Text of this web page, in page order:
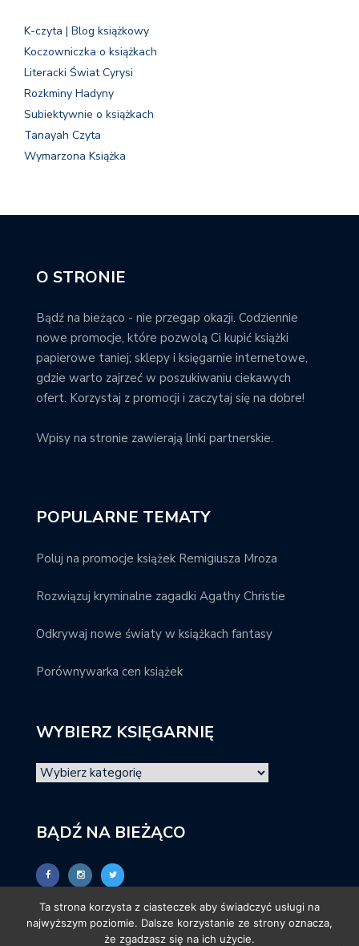
K-czyta | Blog książkowy
Koczowniczka o książkach
Literacki Świat Cyrysi
Rozkminy Hadyny
Subiektywnie o książkach
Tanayah Czyta
Wymarzona Książka
O STRONIE
Bądź na bieżąco - nie przegap okazji. Codziennie
nowe promocje, które pozwolą Ci kupić książki
papierowe taniej; sklepy i księgarnie internetowe,
gdzie warto zajrzeć w poszukiwaniu ciekawych
ofert. Korzystaj z promocji i zaczytaj się na dobre!
Wpisy na stronie zawierają linki partnerskie.
POPULARNE TEMATY
Poluj na promocje książek Remigiusza Mroza
Rozwiązuj kryminalne zagadki Agathy Christie
Odkrywaj nowe światy w książkach fantasy
Porównywarka cen książek
WYBIERZ KSIĘGARNIĘ
BĄDŹ NA BIEŻĄCO
Ta strona korzysta z ciasteczek aby świadczyć usługi na
najwyższym poziomie. Dalsze korzystanie ze strony oznacza,
że zgadzasz się na ich użycie.